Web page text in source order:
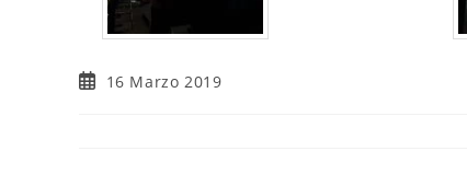
16 Marzo 2019